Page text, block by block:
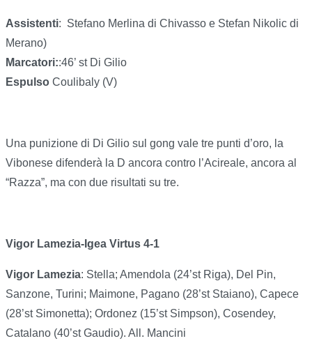
Assistenti: Stefano Merlina di Chivasso e Stefan Nikolic di
Merano)
Marcatori::46’ st Di Gilio
Espulso Coulibaly (V)
Una punizione di Di Gilio sul gong vale tre punti d’oro, la
Vibonese difenderà la D ancora contro l’Acireale, ancora al
“Razza”, ma con due risultati su tre.
Vigor Lamezia-Igea Virtus 4-1
Vigor Lamezia: Stella; Amendola (24’st Riga), Del Pin,
Sanzone, Turini; Maimone, Pagano (28’st Staiano), Capece
(28’st Simonetta); Ordonez (15’st Simpson), Cosendey,
Catalano (40’st Gaudio). All. Mancini